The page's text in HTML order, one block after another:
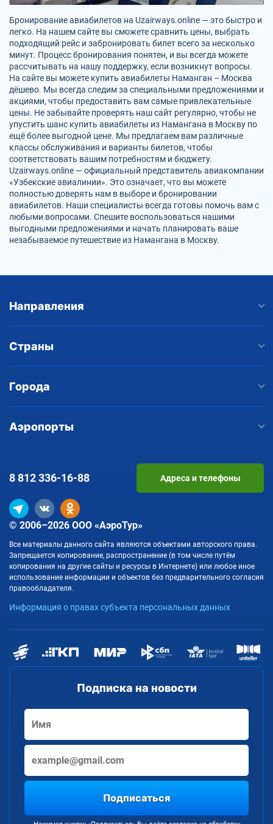
Бронирование авиабилетов на Uzairways.online — это быстро и
легко. На нашем сайте вы сможете сравнить цены, выбрать
подходящий рейс и забронировать билет всего за несколько
минут. Процесс бронирования понятен, и вы всегда можете
рассчитывать на нашу поддержку, если возникнут вопросы.
На сайте вы можете купить авиабилеты Наманган – Москва
дёшево. Мы всегда следим за специальными предложениями и
акциями, чтобы предоставить вам самые привлекательные
цены. Не забывайте проверять наш сайт регулярно, чтобы не
упустить шанс купить авиабилеты из Намангана в Москву по
ещё более выгодной цене. Мы предлагаем вам различные
классы обслуживания и варианты билетов, чтобы
соответствовать вашим потребностям и бюджету.
Uzairways.online — официальный представитель авиакомпании
«Узбекские авиалинии». Это означает, что вы можете
полностью доверять нам в выборе и бронировании
авиабилетов. Наши специалисты всегда готовы помочь вам с
любыми вопросами. Спешите воспользоваться нашими
выгодными предложениями и начать планировать ваше
незабываемое путешествие из Намангана в Москву.
Направления
Страны
Города
Аэропорты
Подписка на новости
Подписаться
© 2006–2026 ООО «АэроТур»
Все материалы данного сайта являются объектами авторского права.
Запрещается копирование, распространение (в том числе путём
копирования на другие сайты и ресурсы в Интернете) или любое иное
использование информации и объектов без предварительного согласия
правообладателя.
Информация о правах субъекта персональных данных
8 812336-16-88 Адреса и телефоны